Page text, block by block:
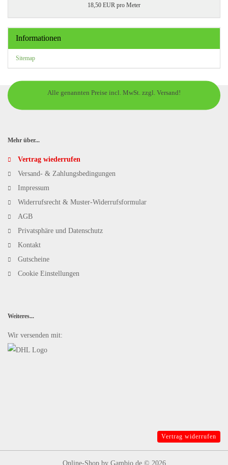
18,50 EUR pro Meter
Informationen
Sitemap
Alle genannten Preise incl. MwSt. zzgl. Versand!
Mehr über...
Vertrag wiederrufen
Versand- & Zahlungsbedingungen
Impressum
Widerrufsrecht & Muster-Widerrufsformular
AGB
Privatsphäre und Datenschutz
Kontakt
Gutscheine
Cookie Einstellungen
Weiteres...
Wir versenden mit:
Vertrag widerrufen
Online-Shopby Gambio.de © 2026